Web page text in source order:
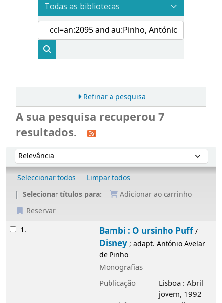
Refinar a pesquisa
A sua pesquisa recuperou 7
resultados.
Ordenar
Ordenar por:
Seleccionar todos
Limpar todos
Selecionar títulos para:
Adicionar ao carrinho
Reservar
Resultados
1. Bambi : O ursinho Puff/Disney; adapt.
António Avelar de Pinho
Lisboa : Abril jovem, 1992
49 p. : il.